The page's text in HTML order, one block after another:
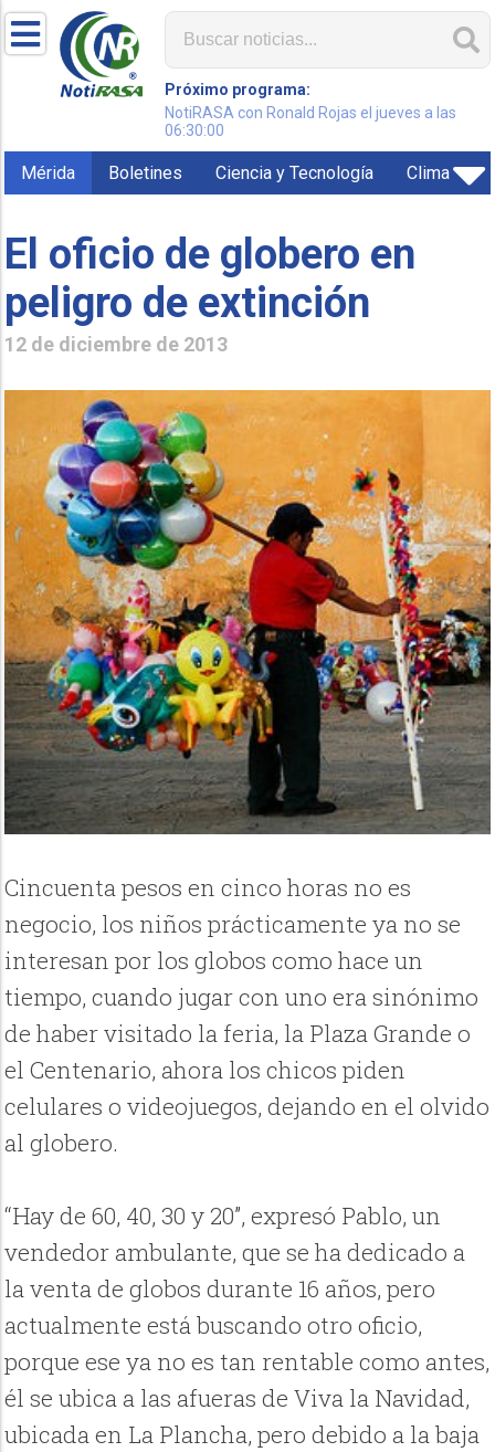
Próximo programa:
NotiRASA con Ronald Rojas el jueves a las
06:30:00
Mérida Boletines Ciencia y Tecnología Clima
El oficio de globero en
peligro de extinción
12 de diciembre de 2013
Cincuenta pesos en cinco horas no es
negocio, los niños prácticamente ya no se
interesan por los globos como hace un
tiempo, cuando jugar con uno era sinónimo
de haber visitado la feria, la Plaza Grande o
el Centenario, ahora los chicos piden
celulares o videojuegos, dejando en el olvido
al globero.
“Hay de 60, 40, 30 y 20”, expresó Pablo, un
vendedor ambulante, que se ha dedicado a
la venta de globos durante 16 años, pero
actualmente está buscando otro oficio,
porque ese ya no es tan rentable como antes,
él se ubica a las afueras de Viva la Navidad,
ubicada en La Plancha, pero debido a la baja